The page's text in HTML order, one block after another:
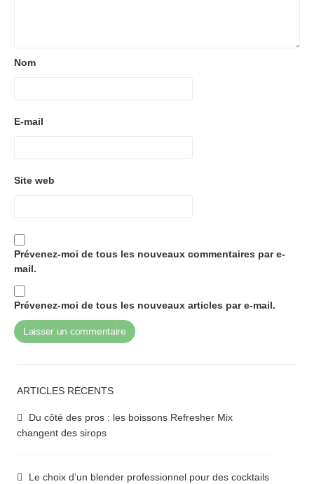
Nom
E-mail
Site web
Prévenez-moi de tous les nouveaux commentaires par e-
mail.
Prévenez-moi de tous les nouveaux articles par e-mail.
ARTICLES RÉCENTS
Du côté des pros : les boissons Refresher Mix
changent des sirops
Le choix d’un blender professionnel pour des cocktails